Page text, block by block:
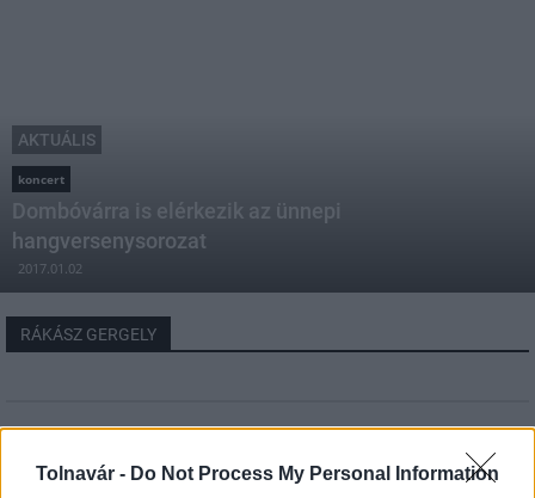
Tolnavár - Do Not Process My Personal Information
AKTUÁLIS
koncert
Dombóvárra is elérkezik az ünnepi
hangversenysorozat
2017.01.02
RÁKÁSZ GERGELY